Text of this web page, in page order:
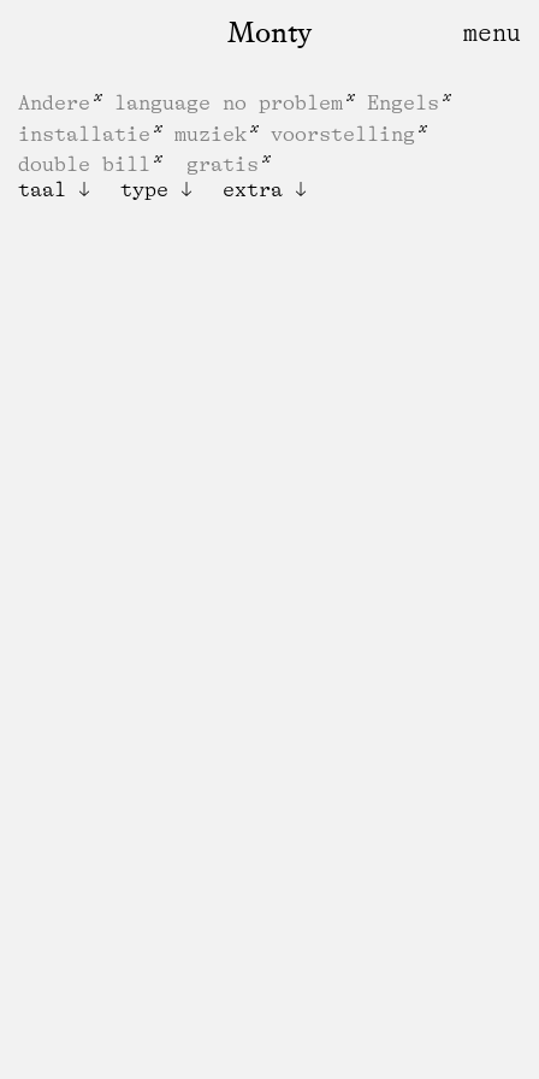
Monty
Andere language no problem
Engels
installatie
muziek
voorstelling
double bill
gratis
taal
type extra